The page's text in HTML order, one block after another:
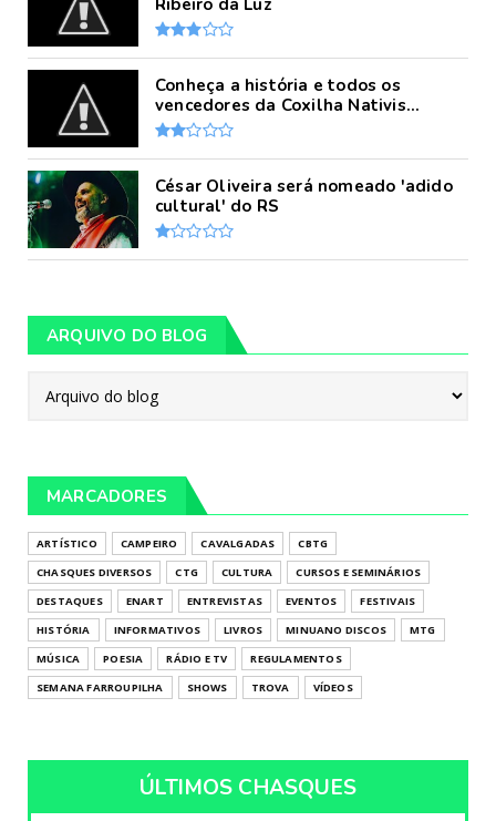
Ribeiro da Luz
Conheça a história e todos os
vencedores da Coxilha Nativis...
César Oliveira será nomeado 'adido
cultural' do RS
ARQUIVO DO BLOG
MARCADORES
ARTÍSTICO CAMPEIRO CAVALGADAS
CBTG
CHASQUES DIVERSOS
CTG CULTURA
CURSOS E SEMINÁRIOS
DESTAQUES
ENART ENTREVISTAS EVENTOS
FESTIVAIS
HISTÓRIA
INFORMATIVOS LIVROS MINUANO DISCOS
MTG
MÚSICA
POESIA RÁDIO E TV
REGULAMENTOS
SEMANA FARROUPILHA
SHOWS TROVA VÍDEOS
ÚLTIMOS CHASQUES